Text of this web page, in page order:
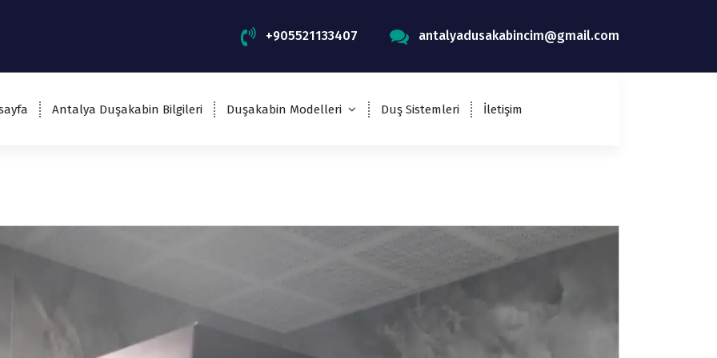
+905521133407 antalyadusakabincim@gmail.com
Antalya Duşakabin Bilgileri Duşakabin Modelleri Duş Sistemleri İletişim